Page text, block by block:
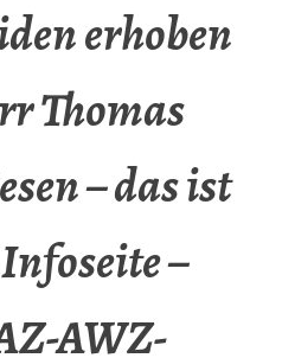
erhoben
Thomas
– das ist
–
AWZ-